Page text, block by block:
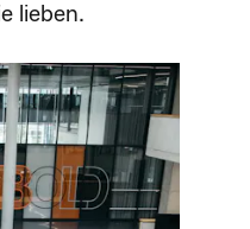
lieben.